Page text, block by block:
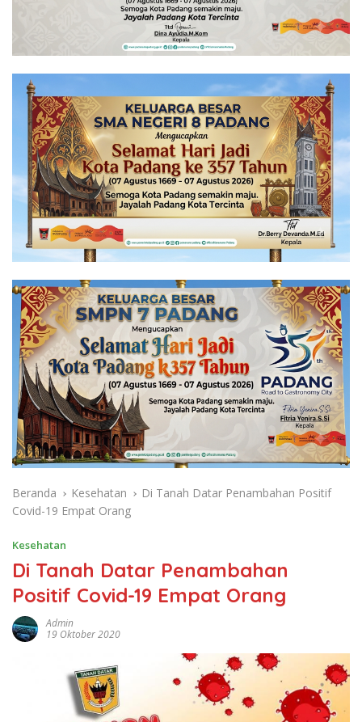
Beranda Kesehatan
Di Tanah Datar Penambahan Positif
Covid-19 Empat Orang
Kesehatan
Di Tanah Datar Penambahan
Positif Covid-19 Empat Orang
Admin
19 Oktober 2020